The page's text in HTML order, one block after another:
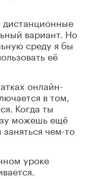
вариант. Но
среду я бы
её
онлайн-
в том,
Когда ты
можешь ещё
чем-то
уроке